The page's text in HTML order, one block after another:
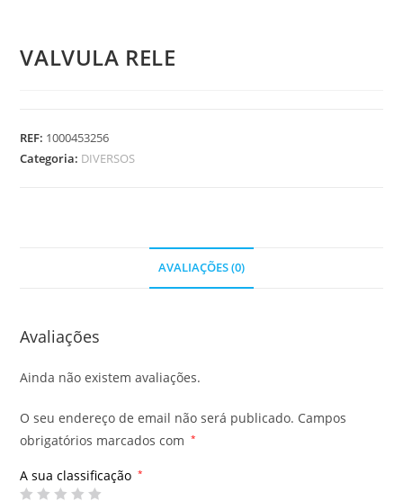
VALVULA RELE
REF: 1000453256
Categoria: DIVERSOS
AVALIAÇÕES (0)
Avaliações
Ainda não existem avaliações.
O seu endereço de email não será publicado. Campos
obrigatórios marcados com
*
A sua classificação *